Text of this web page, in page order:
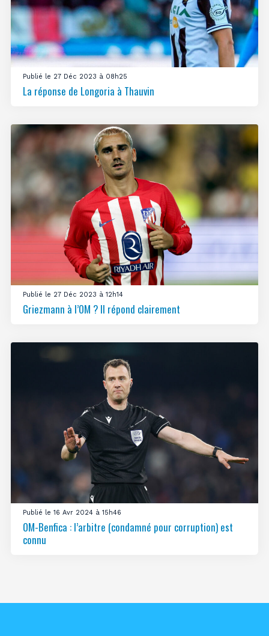
Publié le 27 Déc 2023 à 08h25
La réponse de Longoria à Thauvin
Publié le 27 Déc 2023 à 12h14
Griezmann à l’OM ? Il répond clairement
Publié le 16 Avr 2024 à 15h46
OM-Benfica : l’arbitre (condamné pour corruption) est
connu